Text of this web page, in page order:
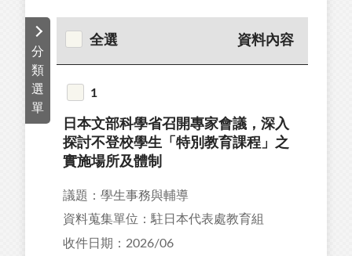
分
類
選
單
全選 資料內容
1
日本文部科學省召開專家會議，深入
探討不登校學生「特別教育課程」之
實施場所及體制
議題：學生事務與輔導
資料蒐集單位：駐日本代表處教育組
收件日期：2026/06